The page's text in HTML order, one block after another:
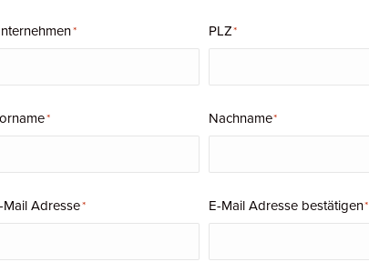
* PLZ*
* Nachname*
Mail Adresse* E-Mail Adresse bestätigen*